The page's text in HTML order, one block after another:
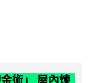
術」 屋內煉